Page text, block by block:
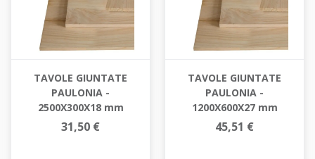
TAVOLE GIUNTATE
PAULONIA -
2500X300X18 mm
31,50 €
TAVOLE GIUNTATE
PAULONIA -
1200X600X27 mm
45,51 €